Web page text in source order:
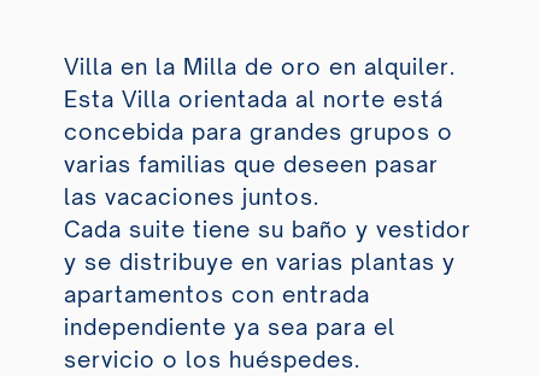
Villa en la Milla de oro en alquiler.
Esta Villa orientada al norte está
concebida para grandes grupos o
varias familias que deseen pasar
las vacaciones juntos.
Cada suite tiene su baño y vestidor
y se distribuye en varias plantas y
apartamentos con entrada
independiente ya sea para el
servicio o los huéspedes.